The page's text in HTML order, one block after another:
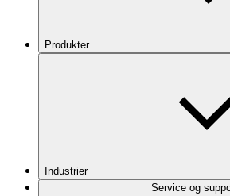
Produkter
Industrier
Service og